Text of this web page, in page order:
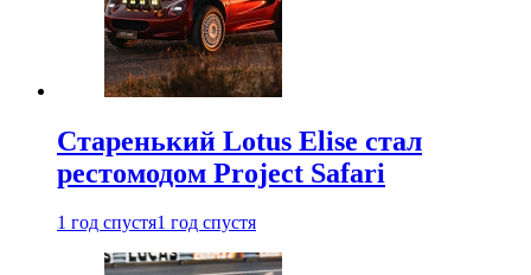
Старенький Lotus Elise стал
рестомодом Project Safari
1 год спустя1 год спустя